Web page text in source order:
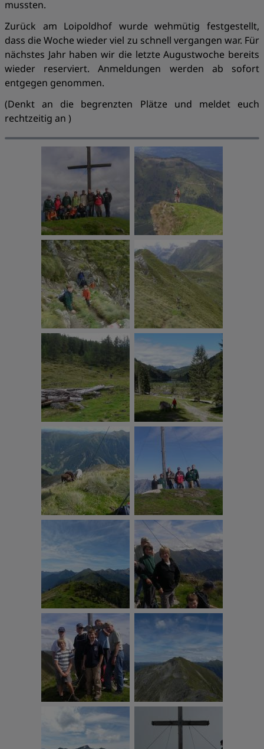
mussten.
Zurück am Loipoldhof wurde wehmütig festgestellt,
dass die Woche wieder viel zu schnell vergangen war. Für
nächstes Jahr haben wir die letzte Augustwoche bereits
wieder reserviert. Anmeldungen werden ab sofort
entgegen genommen.
(Denkt an die begrenzten Plätze und meldet euch
rechtzeitig an )